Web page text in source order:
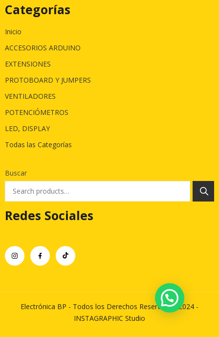
Categorías
Inicio
ACCESORIOS ARDUINO
EXTENSIONES
PROTOBOARD Y JUMPERS
VENTILADORES
POTENCIÓMETROS
LED, DISPLAY
Todas las Categorías
Buscar
Redes Sociales
Electrónica BP - Todos los Derechos Reservados 2024 -
INSTAGRAPHIC Studio